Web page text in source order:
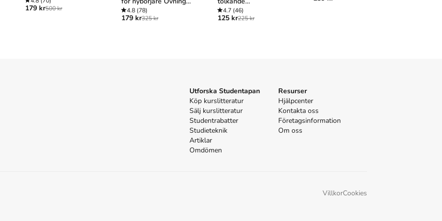
179 kr500 kr
med facit och
kommentarer
4.8(78)
179 kr325 kr
läsundervisning
4.7(46)
125 kr225 kr
Utforska Studentapan
Köp kurslitteratur
Sälj kurslitteratur
Studentrabatter
Studieteknik
Artiklar
Omdömen
Resurser
Hjälpcenter
Kontakta oss
Företagsinformation
Om oss
VillkorCookies